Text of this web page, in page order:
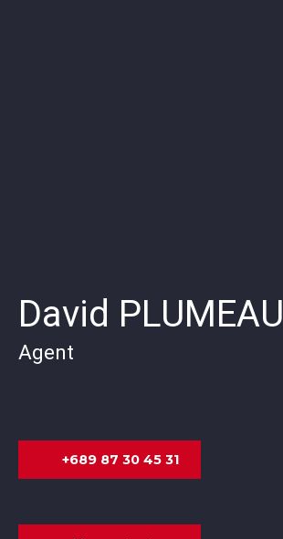
David PLUMEAU
Agent
+689 87 30 45 31